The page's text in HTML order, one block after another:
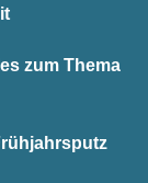
zum Thema